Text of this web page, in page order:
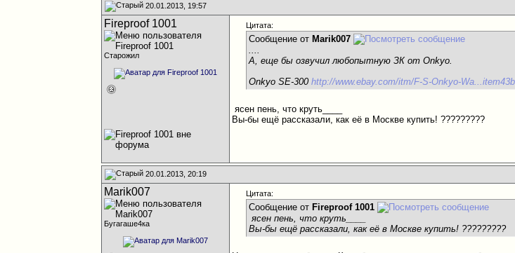
20.01.2013, 19:57
Fireproof 1001
Старожил
Цитата:
Сообщение от Marik007
....
А, еще бы озвучил любопытную ЗК от Onkyo.
Onkyo SE-300http://www.ebay.com/itm/F-S-Onkyo-
ясен пень, что круть____
Вы-бы ещё рассказали, как её в Москве купить! ?????????
20.01.2013, 20:19
Marik007
Бугагаше4ка
Цитата:
Сообщение от Fireproof 1001
ясен пень, что круть____
Вы-бы ещё рассказали, как её в Москве купить! ?????????